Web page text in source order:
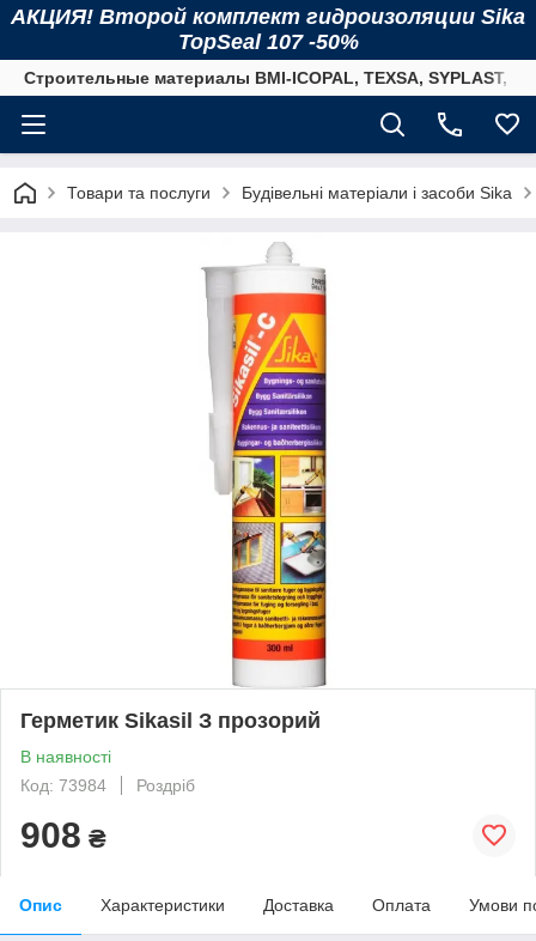
АКЦИЯ! Второй комплект гидроизоляции Sika
TopSeal 107 -50%
Строительные материалы BMI-ICOPAL, TEXSA, SYPLAST,
Товари та послуги Будівельні матеріали і засоби Sika
Герметик Sikasil З прозорий
В наявності
Код: 73984
Роздріб
908 ₴
Опис Характеристики Доставка Оплата Умови